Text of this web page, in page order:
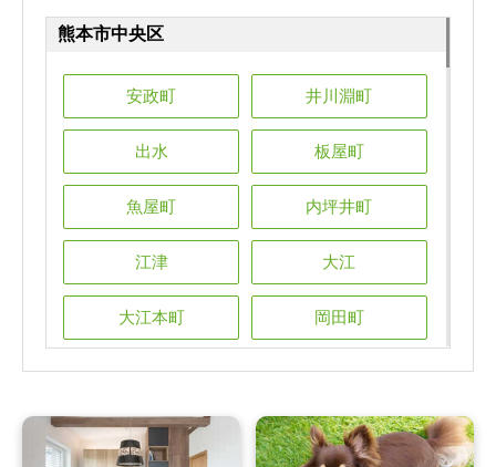
熊本市中央区
安政町 井川淵町
出水 板屋町
魚屋町 内坪井町
江津 大江
大江本町 岡田町
帯山 鍛冶屋町
上鍛冶屋町 上京塚町
熊本市中央区
安政町 井川淵町
出水 板屋町
魚屋町 内坪井町
江津 大江
大江本町 岡田町
帯山 鍛冶屋町
上鍛冶屋町 上京塚町
熊本市中央区
安政町 井川淵町
出水 板屋町
魚屋町 内坪井町
江津 大江
大江本町 岡田町
帯山 鍛冶屋町
上鍛冶屋町 上京塚町
熊本市中央区
安政町 井川淵町
出水 板屋町
魚屋町 内坪井町
江津 大江
大江本町 岡田町
帯山 鍛冶屋町
上鍛冶屋町 上京塚町
熊本市中央区
安政町 井川淵町
出水 板屋町
魚屋町 内坪井町
江津 大江
大江本町 岡田町
帯山 鍛冶屋町
上鍛冶屋町 上京塚町